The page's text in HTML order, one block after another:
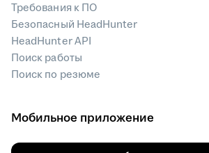
Требования к ПО
Безопасный HeadHunter
HeadHunter API
Поиск работы
Поиск по резюме
Мобильное приложение